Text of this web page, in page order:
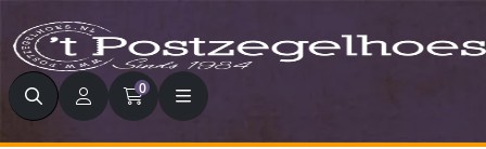
Zoeken 0